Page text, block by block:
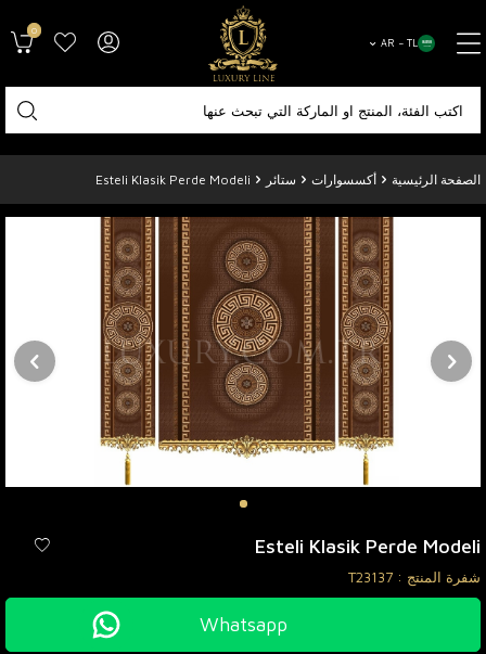
AR − TL
0
الصفحة الرئيسية أكسسوارات ستائر Esteli Klasik Perde Modeli
Esteli Klasik Perde Modeli
شفرة المنتج : T23137
Whatsapp